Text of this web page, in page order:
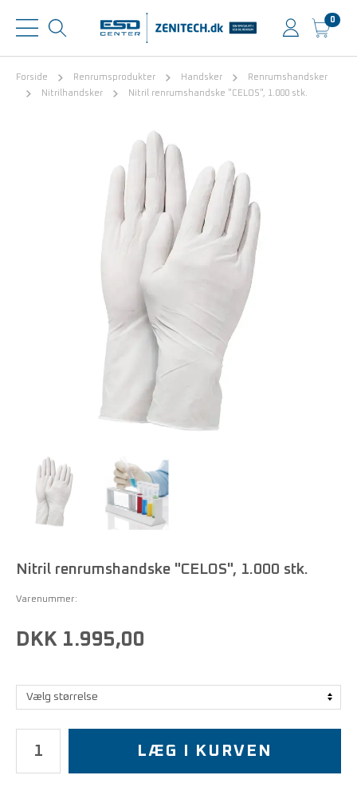
0
Forside Renrumsprodukter Handsker
Renrumshandsker
Nitrilhandsker
Nitril renrumshandske "CELOS", 1.000 stk.
Nitril renrumshandske "CELOS", 1.000 stk.
Varenummer:
DKK 1.995,00
LÆG I KURVEN